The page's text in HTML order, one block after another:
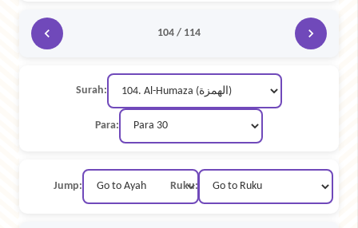
104 / 114
Surah:
Para:
Jump: Ruku: